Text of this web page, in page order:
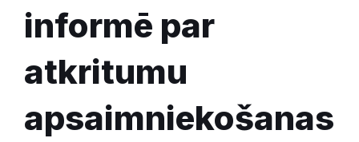
informē par
atkritumu
apsaimniekošanas